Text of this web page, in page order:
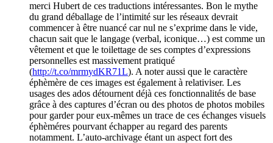
merci Hubert de ces traductions intéressantes. Bon le mythe
du grand déballage de l’intimité sur les réseaux devrait
commencer à être nuancé car nul ne s’exprime dans le vide,
chacun sait que le langage (verbal, iconique…) est comme un
vêtement et que le toilettage de ses comptes d’expressions
personnelles est massivement pratiqué
(http://t.co/mrmydKR71L). A noter aussi que le caractère
éphèmère de ces images est également à relativiser. Les
usages des ados détournent déjà ces fonctionnalités de base
grâce à des captures d’écran ou des photos de photos mobiles
pour garder pour eux-mêmes un trace de ces échanges visuels
éphèméres pourvant échapper au regard des parents
notamment. L’auto-archivage étant un aspect fort des